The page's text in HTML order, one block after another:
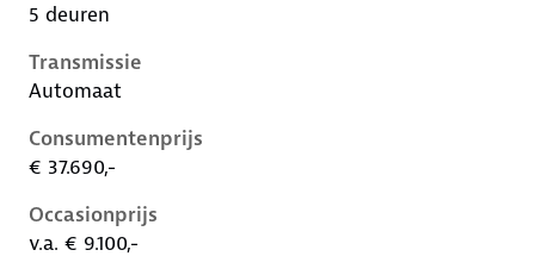
5 deuren
Transmissie
Automaat
Consumentenprijs
€ 37.690,-
Occasionprijs
v.a. € 9.100,-